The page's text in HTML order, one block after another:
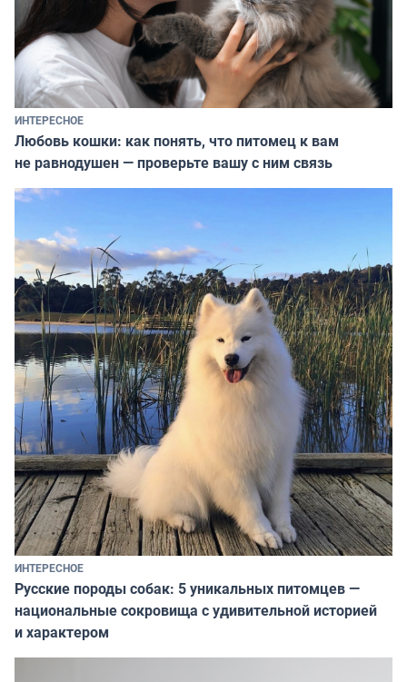
ИНТЕРЕСНОЕ
Любовь кошки: как понять, что питомец к вам
не равнодушен — проверьте вашу с ним связь
ИНТЕРЕСНОЕ
Русские породы собак: 5 уникальных питомцев —
национальные сокровища с удивительной историей
и характером